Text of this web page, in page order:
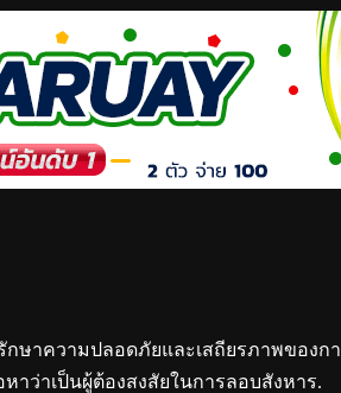
กษาความปลอดภัยและเสถียรภาพของก
าว่าเป็นผู้ต้องสงสัยในการลอบสังหาร.